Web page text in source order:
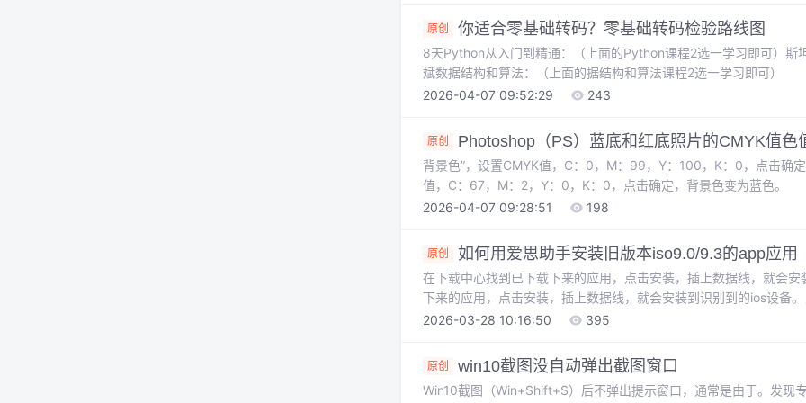
原创 你适合零基础转码？零基础转码检验路线图
8天Python从入门到精通：​​​​​​​（上面的Python课程2选一学习即可）斯
斌数据结构和算法：​​​​​​​（上面的据结构和算法课程2选一学习即可）
2026-04-07 09:52:29
243
原创 Photoshop（PS）蓝底和红底照片的CMYK值色
背景色”，设置CMYK值，C：0，M：99，Y：100，K：0，点击确
值，C：67，M：2，Y：0，K：0，点击确定，背景色变为蓝色。
2026-04-07 09:28:51
198
原创 如何用爱思助手安装旧版本iso9.0/9.3的app应用
在下载中心找到已下载下来的应用，点击安装，插上数据线，就会
下来的应用，点击安装，插上数据线，就会安装到识别到的ios设备
的历史版本。向下下拉，就可以看到目前爱思助手可安装的历史版
2026-03-28 10:16:50 395
原创 win10截图没自动弹出截图窗口
Win10截图（Win+Shift+S）后不弹出提示窗口，通常是由于。发现